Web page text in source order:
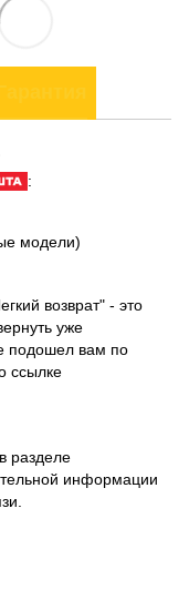
:
модели)
возврат" - это
уже
подошел вам по
ссылке
разделе
информации